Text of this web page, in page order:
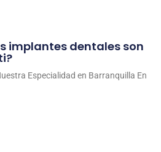
implantes dentales son
Especialidad en Barranquilla En